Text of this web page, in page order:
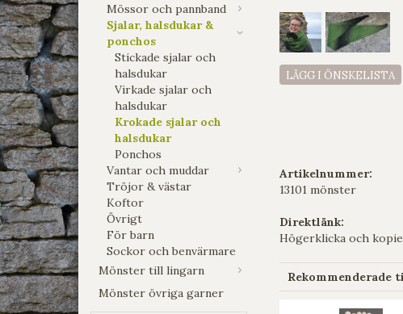
Mössor och pannband
Sjalar, halsdukar &
ponchos
Stickade sjalar och
halsdukar
Virkade sjalar och
halsdukar
Krokade sjalar och
halsdukar
Ponchos
Vantar och muddar
Tröjor & västar
Koftor
Övrigt
För barn
Sockor och benvärmare
Mönster till lingarn
Mönster övriga garner
LÄGG I ÖNSKELISTA
Artikelnummer:
13101 mönster
Direktlänk:
Högerklicka och